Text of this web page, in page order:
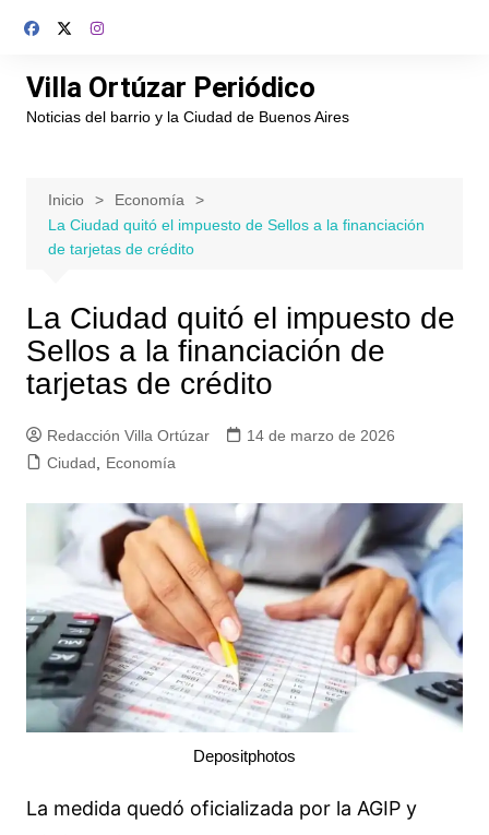
Villa Ortúzar Periódico
Noticias del barrio y la Ciudad de Buenos Aires
Inicio
Economía
La Ciudad quitó el impuesto de Sellos a la financiación
de tarjetas de crédito
La Ciudad quitó el impuesto de
Sellos a la financiación de
tarjetas de crédito
Redacción Villa Ortúzar
14 de marzo de 2026
Ciudad
Economía
Depositphotos
La medida quedó oficializada por la AGIP y